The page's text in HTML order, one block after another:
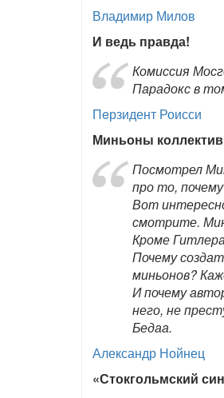
Владимир Милов
И ведь правда!
Комиссия
Парадокс в
Пeрзидент Роисси
Миньоны
Посмотрел
про то,
Вот
смотрите.
Кроме
Почему
миньонов?
И почему
него, не
Бедаа.
Александр Нойнец
«Стокгольмский